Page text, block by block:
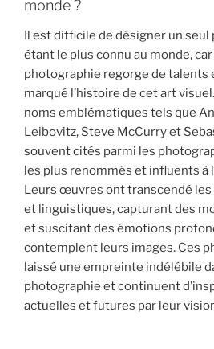
monde ?
Il est difficile de désigner un
étant le plus connu au monde,
photographie regorge de talents
marqué l’histoire de cet art
noms emblématiques tels que
Leibovitz, Steve McCurry et
souvent cités parmi les
les plus renommés et influents à
Leurs œuvres ont transcendé
et linguistiques, capturant des
et suscitant des émotions
contemplent leurs images. Ces
laissé une empreinte indélébile
photographie et continuent
actuelles et futures par leur